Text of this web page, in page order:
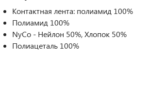
Контактная лента: полиамид 100%
Полиамид 100%
NyCo - Нейлон 50%, Хлопок 50%
Полиацеталь 100%